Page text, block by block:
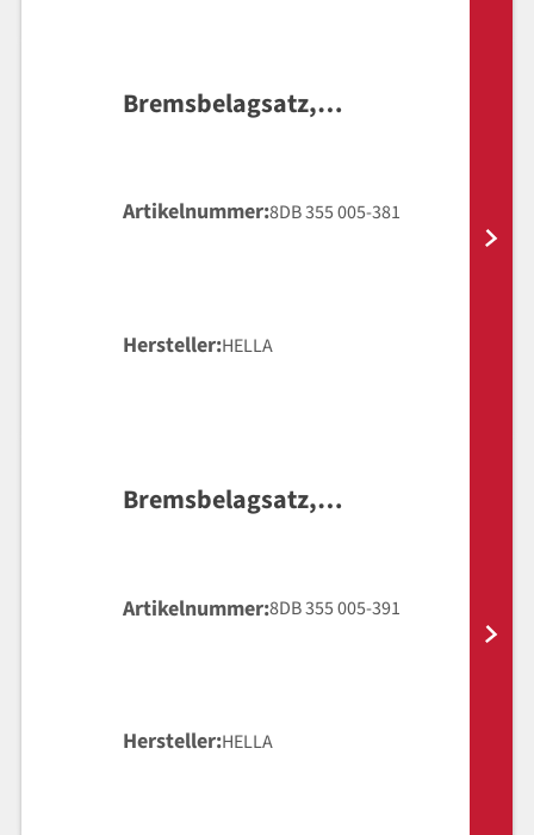
Bremsbelagsatz,
Artikelnummer 8DB 355 005-381
Hersteller HELLA
Bremsbelagsatz,
Artikelnummer 8DB 355 005-391
Hersteller HELLA